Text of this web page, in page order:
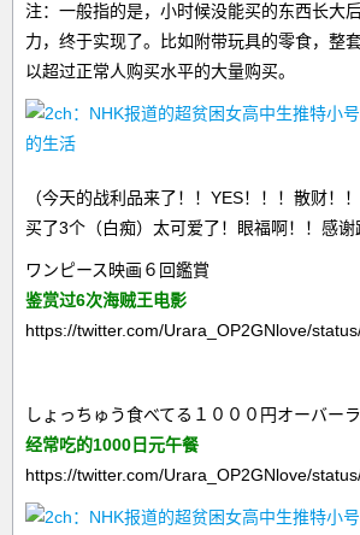
注：一般指的是，小时候没能买的东西长大
力，终于实现了。比如附带玩具的零食，整
以超过正常人购买水平的大量购买。
（今天的战利品来了！！YES！！！散财！
买了3个（白痴）太可爱了！眼福啊！！感谢
ワンピース映画６回鑑賞
鉴赏过6次海贼王电影
https://twitter.com/Urara_OP2GNlove/
しょっちゅう食べてる１０００円オーバー
经常吃的1000日元午餐
https://twitter.com/Urara_OP2GNlove/